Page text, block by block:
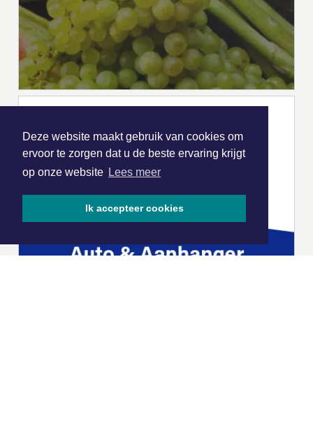
Deze website maakt gebruik van cookies om
ervoor te zorgen dat u de beste ervaring krijgt
op onze website Lees meer
Ik accepteer cookies